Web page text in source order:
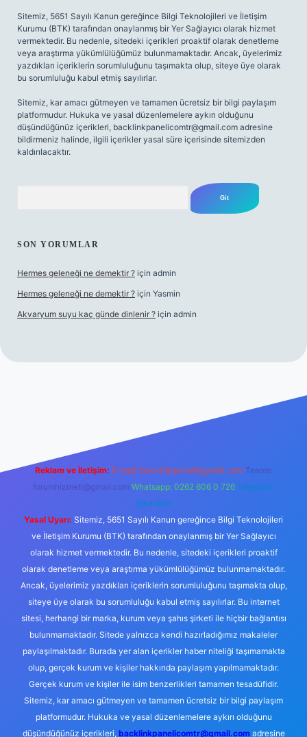
Sitemiz, 5651 Sayılı Kanun gereğince Bilgi Teknolojileri ve İletişim
Kurumu (BTK) tarafından onaylanmış bir Yer Sağlayıcı olarak hizmet
vermektedir. Bu nedenle, sitedeki içerikleri proaktif olarak denetleme
veya araştırma yükümlülüğümüz bulunmamaktadır. Ancak, üyelerimiz
yazdıkları içeriklerin sorumluluğunu taşımakta olup, siteye üye olarak
bu sorumluluğu kabul etmiş sayılırlar.
Sitemiz, kar amacı gütmeyen ve tamamen ücretsiz bir bilgi paylaşım
platformudur. Hukuka ve yasal düzenlemelere aykırı olduğunu
düşündüğünüz içerikleri, backlinkpanelicomtr@gmail.com adresine
bildirmeniz halinde, ilgili içerikler yasal süre içerisinde sitemizden
kaldırılacaktır.
SON YORUMLAR
Hermes geleneği ne demektir ? için admin
Hermes geleneği ne demektir ? için Yasmin
Akvaryum suyu kaç günde dinlenir ? için admin
Reklam ve İletişim: E-mail: backlinkpaneli@gmail.com Teams:
forumhizmeti@gmail.com Whatsapp: 0262 606 0 726 Telegram:
@karabul
Yasal Uyarı: Sitemiz, 5651 Sayılı Kanun gereğince Bilgi Teknolojileri
ve İletişim Kurumu (BTK) tarafından onaylanmış bir Yer Sağlayıcı
olarak hizmet vermektedir. Bu nedenle, sitedeki içerikleri proaktif
olarak denetleme veya araştırma yükümlülüğümüz bulunmamaktadır.
Ancak, üyelerimiz yazdıkları içeriklerin sorumluluğunu taşımakta olup,
siteye üye olarak bu sorumluluğu kabul etmiş sayılırlar. Bu internet
sitesi, herhangi bir marka, kurum veya şahıs şirketi ile hiçbir bağlantısı
bulunmamaktadır. Sitede yalnızca kendi hazırladığımız makaleler
paylaşılmaktadır. Burada yer alan içerikler haber niteliği taşımamakta
olup, gerçek kurum ve kişiler hakkında paylaşım yapılmamaktadır.
Gerçek kurum ve kişiler ile isim benzerlikleri tamamen tesadüfidir.
Sitemiz, kar amacı gütmeyen ve tamamen ücretsiz bir bilgi paylaşım
platformudur. Hukuka ve yasal düzenlemelere aykırı olduğunu
düşündüğünüz içerikleri, backlinkpanelicomtr@gmail.comadresine